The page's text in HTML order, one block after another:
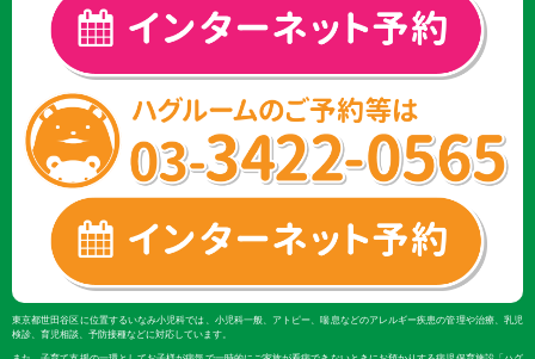
東京都世田谷区に位置するいなみ小児科では、小児科一般、アトピー、喘息などのアレルギー疾患の管理や治療、乳児
検診、育児相談、予防接種などに対応しています。